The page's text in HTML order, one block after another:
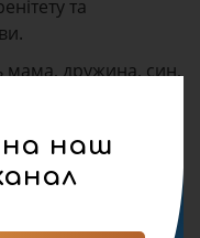
та
дружина, син,
міста долучитись
утриматися в цей
заходів та
на наш